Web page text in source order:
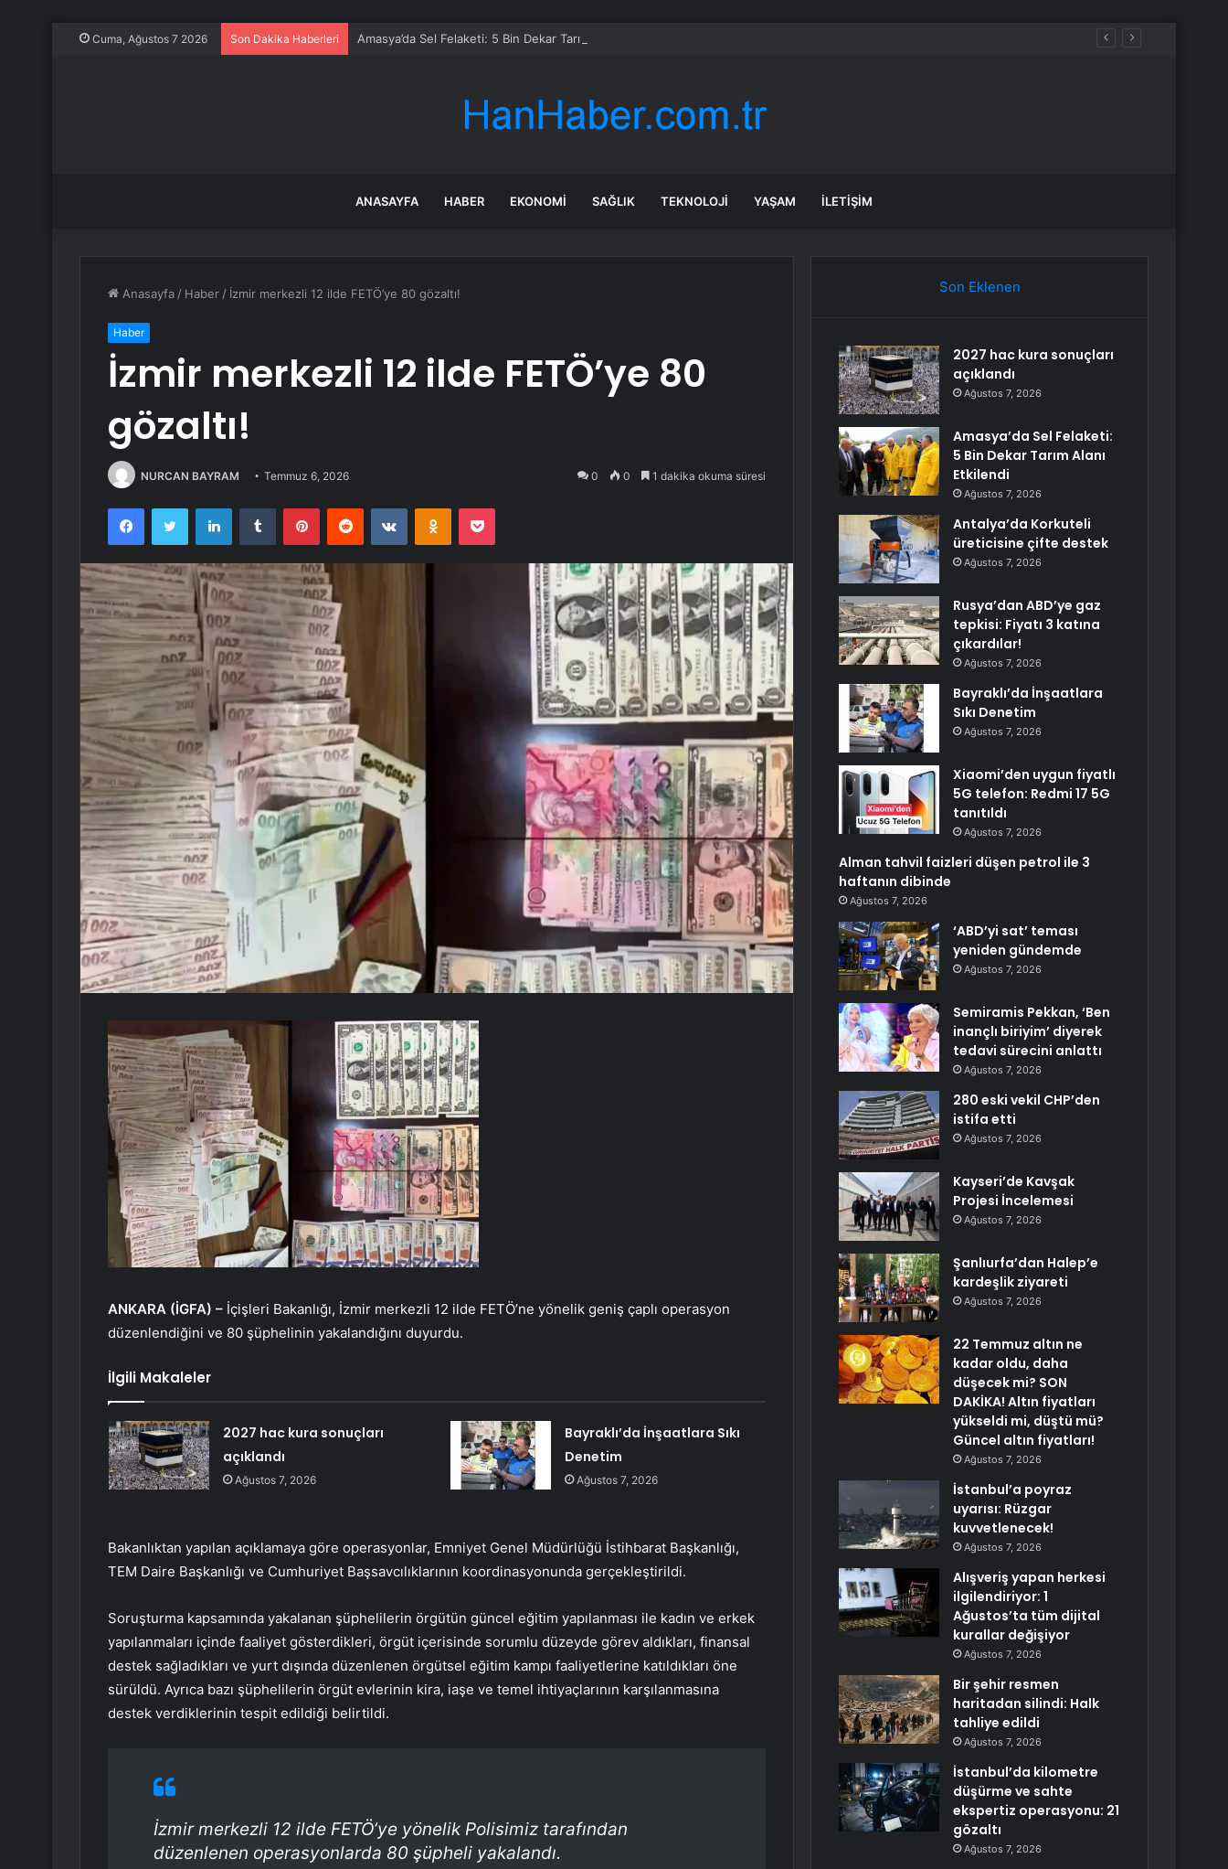
Cuma, Ağustos 7 2026 Son Dakika Haberleri Amasya’da Sel Felaketi: 5 Bin Dekar Tarım Alanı Etkilendi
ANASAYFA HABER EKONOMI SAĞLIK TEKNOLOJI YAŞAM İLETIŞIM
Anasayfa / Haber / İzmir merkezli 12 ilde FETÖ’ye 80 gözaltı!
Haber
İzmir merkezli 12 ilde FETÖ’ye 80
gözaltı!
NURCAN BAYRAM Temmuz 6, 2026 0 0 1 dakika okuma süresi
FacebookTwitter LinkedInTumblr PinterestReddit VKontakteOdnoklassniki
Pocket
ANKARA (İGFA) – İçişleri Bakanlığı, İzmir merkezli 12 ilde FETÖ’ne yönelik geniş çaplı operasyon
düzenlendiğini ve 80 şüphelinin yakalandığını duyurdu.
İlgili Makaleler
2027 hac kura sonuçları
açıklandı
Ağustos 7, 2026
Bayraklı’da İnşaatlara Sıkı
Denetim
Ağustos 7, 2026
Bakanlıktan yapılan açıklamaya göre operasyonlar, Emniyet Genel Müdürlüğü İstihbarat Başkanlığı,
TEM Daire Başkanlığı ve Cumhuriyet Başsavcılıklarının koordinasyonunda gerçekleştirildi.
Soruşturma kapsamında yakalanan şüphelilerin örgütün güncel eğitim yapılanması ile kadın ve erkek
yapılanmaları içinde faaliyet gösterdikleri, örgüt içerisinde sorumlu düzeyde görev aldıkları, finansal
destek sağladıkları ve yurt dışında düzenlenen örgütsel eğitim kampı faaliyetlerine katıldıkları öne
sürüldü. Ayrıca bazı şüphelilerin örgüt evlerinin kira, iaşe ve temel ihtiyaçlarının karşılanmasına
destek verdiklerinin tespit edildiği belirtildi.
İzmir merkezli 12 ilde FETÖ’ye yönelik Polisimiz tarafından
düzenlenen operasyonlarda 80 şüpheli yakalandı.
Son Eklenen
2027 hac kura sonuçları
açıklandı
Ağustos 7, 2026
Amasya’da Sel Felaketi:
5 Bin Dekar Tarım Alanı
Etkilendi
Ağustos 7, 2026
Antalya’da Korkuteli
üreticisine çifte destek
Ağustos 7, 2026
Rusya’dan ABD’ye gaz
tepkisi: Fiyatı 3 katına
çıkardılar!
Ağustos 7, 2026
Bayraklı’da İnşaatlara
Sıkı Denetim
Ağustos 7, 2026
Xiaomi’den uygun fiyatlı
5G telefon: Redmi 17 5G
tanıtıldı
Ağustos 7, 2026
Alman tahvil faizleri düşen petrol ile 3
haftanın dibinde
Ağustos 7, 2026
‘ABD’yi sat’ teması
yeniden gündemde
Ağustos 7, 2026
Semiramis Pekkan, ‘Ben
inançlı biriyim’ diyerek
tedavi sürecini anlattı
Ağustos 7, 2026
280 eski vekil CHP’den
istifa etti
Ağustos 7, 2026
Kayseri’de Kavşak
Projesi İncelemesi
Ağustos 7, 2026
Şanlıurfa’dan Halep’e
kardeşlik ziyareti
Ağustos 7, 2026
22 Temmuz altın ne
kadar oldu, daha
düşecek mi? SON
DAKİKA! Altın fiyatları
yükseldi mi, düştü mü?
Güncel altın fiyatları!
Ağustos 7, 2026
İstanbul’a poyraz
uyarısı: Rüzgar
kuvvetlenecek!
Ağustos 7, 2026
Alışveriş yapan herkesi
ilgilendiriyor: 1
Ağustos’ta tüm dijital
kurallar değişiyor
Ağustos 7, 2026
Bir şehir resmen
haritadan silindi: Halk
tahliye edildi
Ağustos 7, 2026
İstanbul’da kilometre
düşürme ve sahte
ekspertiz operasyonu: 21
gözaltı
Ağustos 7, 2026